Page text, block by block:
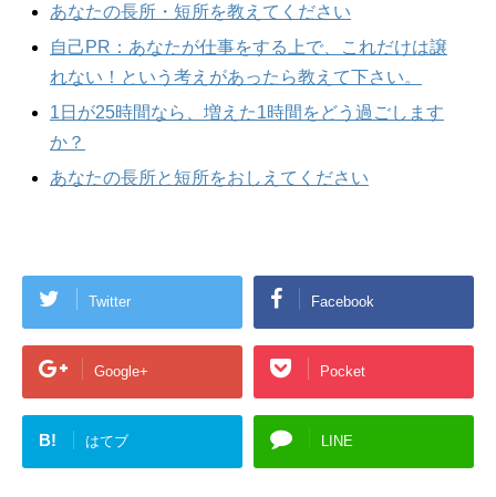
あなたの長所・短所を教えてください
自己PR：あなたが仕事をする上で、これだけは譲
れない！という考えがあったら教えて下さい。
1日が25時間なら、増えた1時間をどう過ごします
か？
あなたの長所と短所をおしえてください
Twitter Facebook
Google+ Pocket
B! はてブ LINE